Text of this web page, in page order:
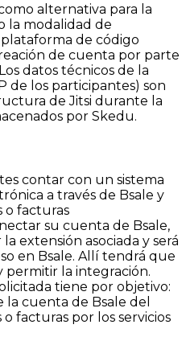
alternativa para la
la modalidad de
plataforma de código
de cuenta por parte
datos técnicos de la
de los participantes) son
de Jitsi durante la
por Skedu.
contar con un sistema
a través de Bsale y
o facturas
su cuenta de Bsale,
extensión asociada y será
en Bsale. Allí tendrá que
permitir la integración.
tiene por objetivo:
la cuenta de Bsale del
facturas por los servicios